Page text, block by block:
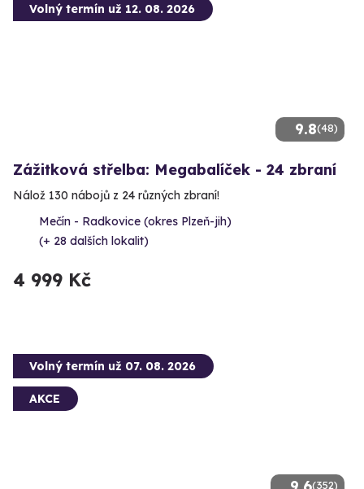
9.8(48)
Volný termín už 12. 08. 2026
Zážitková střelba: Megabalíček - 24 zbraní
Nálož 130 nábojů z 24 různých zbraní!
Mečín - Radkovice (okres Plzeň-jih)
(+ 28 dalších lokalit)
4 999 Kč
(352)
Volný termín už 07. 08. 2026
AKCE